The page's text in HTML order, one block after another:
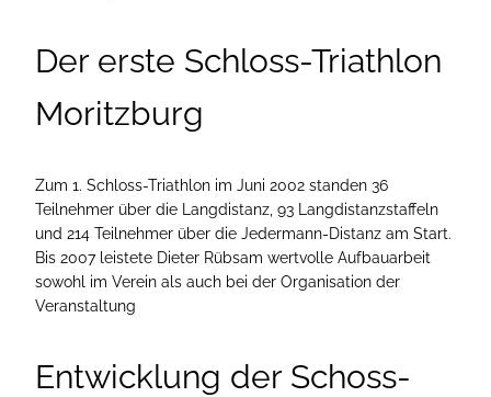
Der erste Schloss-Triathlon
Moritzburg
Zum 1. Schloss-Triathlon im Juni 2002 standen 36
Teilnehmer über die Langdistanz, 93 Langdistanzstaffeln
und 214 Teilnehmer über die Jedermann-Distanz am Start.
Bis 2007 leistete Dieter Rübsam wertvolle Aufbauarbeit
sowohl im Verein als auch bei der Organisation der
Veranstaltung
Entwicklung der Schoss-